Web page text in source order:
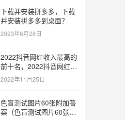
下载并安装拼多多，下载
并安装拼多多到桌面？
2023年6月28日
2022抖音网红收入最高的
前十名，2022抖音网红收
入最高的前十名有哪些？
2022年11月25日
色盲测试图片60张附加答
案（色盲测试图片60张复